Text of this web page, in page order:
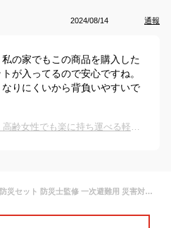
2024/08/14 通報
の家でもこの商品を購入した
が入ってるので安心ですね。
りにくいから背負いやすいで
【レディース・シニア向け】高齢女性でも楽に持ち運べる軽量の防災リュックのおすすめは？
防災グッズ 防災セット 防災士監修 一次避難用 災害対策30点セット 1人用 YBG-30 避難 地震 非常用持ち出し袋 防災リュック 防災バック 防災バッグ 台風対策 おすすめ 避難グッズ 携帯用トイレ 地震対策30点避難セット 山善 YAMAZEN 【送料無料】